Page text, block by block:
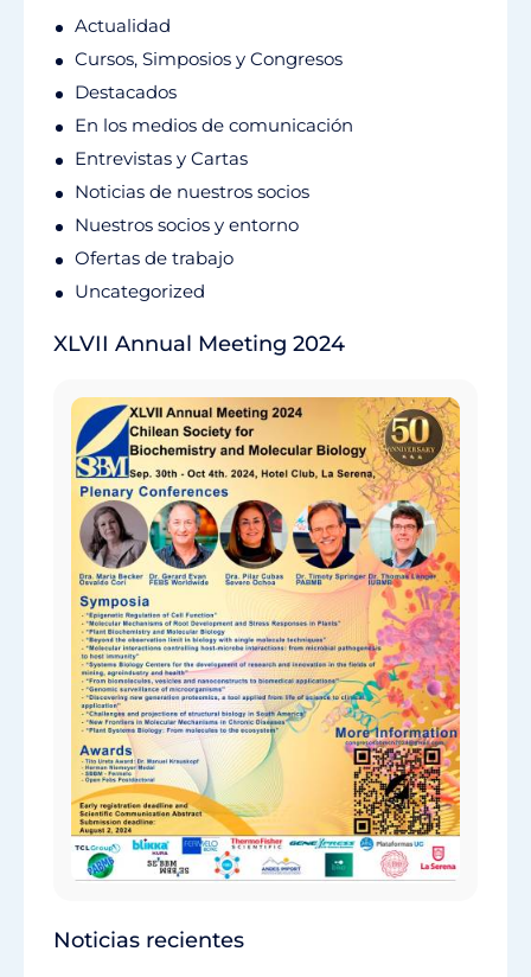
Actualidad
Cursos, Simposios y Congresos
Destacados
En los medios de comunicación
Entrevistas y Cartas
Noticias de nuestros socios
Nuestros socios y entorno
Ofertas de trabajo
Uncategorized
XLVII Annual Meeting 2024
Noticias recientes